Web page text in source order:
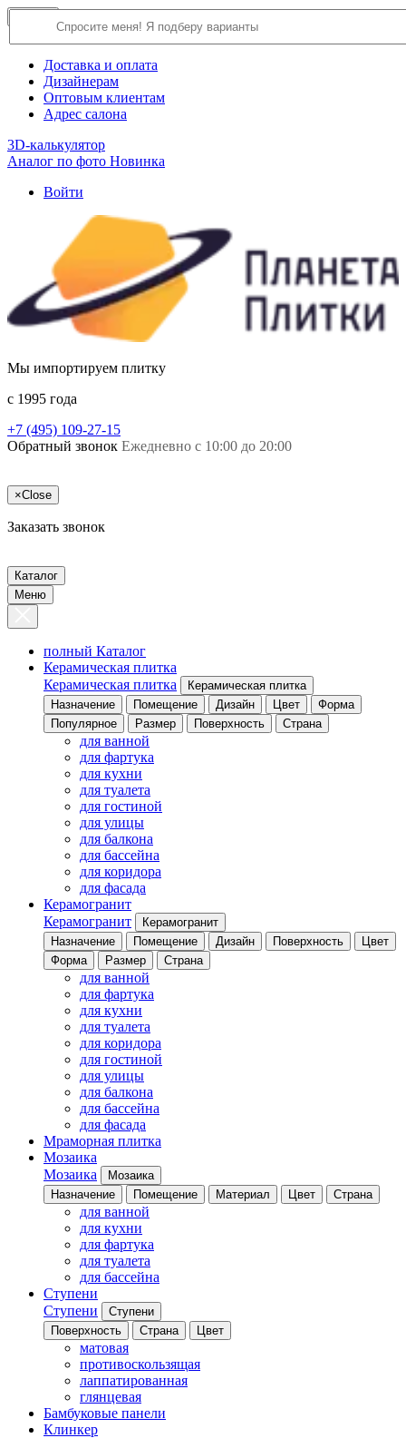
О компании
Доставка и оплата
Дизайнерам
Оптовым клиентам
Адрес салона
3D-калькулятор
Аналог по фото Новинка
Войти
Мы импортируем плитку
c 1995 года
+7 (495) 109-27-15
Обратный звонок Ежедневно с 10:00 до 20:00
×Close
Заказать звонок
Каталог
Меню
полный Каталог
Керамическая плитка
Керамическая плитка
Керамическая плитка
Назначение
Помещение Дизайн Цвет
Форма
Популярное
Размер Поверхность Страна
для ванной
для фартука
для кухни
для туалета
для гостиной
для улицы
для балкона
для бассейна
для коридора
для фасада
Керамогранит
Керамогранит
Керамогранит
Назначение
Помещение Дизайн Поверхность
Цвет
Форма
Размер Страна
для ванной
для фартука
для кухни
для туалета
для коридора
для гостиной
для улицы
для балкона
для бассейна
для фасада
Мраморная плитка
Мозаика
Мозаика
Мозаика
Назначение
Помещение Материал Цвет Страна
для ванной
для кухни
для фартука
для туалета
для бассейна
Ступени
Ступени
Ступени
Поверхность
Страна Цвет
матовая
противоскользящая
лаппатированная
глянцевая
Бамбуковые панели
Клинкер